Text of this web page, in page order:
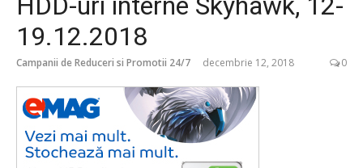
19.12.2018
Campanii de Reduceri si Promotii 24/7 decembrie 12, 2018 0